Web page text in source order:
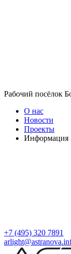
Рабочий посёлок
О нас
Новости
Проекты
Информация
+7 (495) 320 7891